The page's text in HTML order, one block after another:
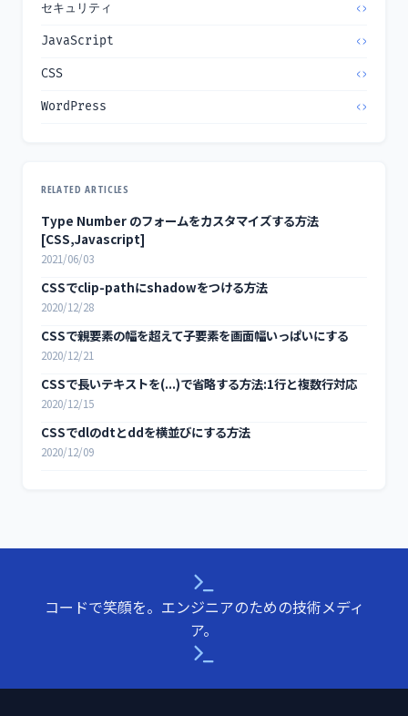
セキュリティ
JavaScript
CSS
WordPress
RELATED ARTICLES
Type Number のフォームをカスタマイズする方法
[CSS,Javascript]
2021/06/03
CSSでclip-pathにshadowをつける方法
2020/12/28
CSSで親要素の幅を超えて子要素を画面幅いっぱいにする
2020/12/21
CSSで長いテキストを(...)で省略する方法:1行と複数行対応
2020/12/15
CSSでdlのdtとddを横並びにする方法
2020/12/09
コードで笑顔を。エンジニアのための技術メディ
ア。